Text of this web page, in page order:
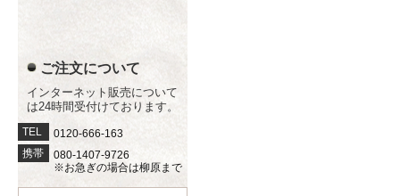
ご注文について
インターネット販売について
は24時間受付けております。
TEL
0120-666-163
携帯
080-1407-9726
※お急ぎの場合は柳原まで